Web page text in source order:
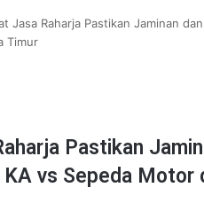
Jasa Raharja Pastikan Jaminan
Timur
Pastikan
KA vs Sepeda